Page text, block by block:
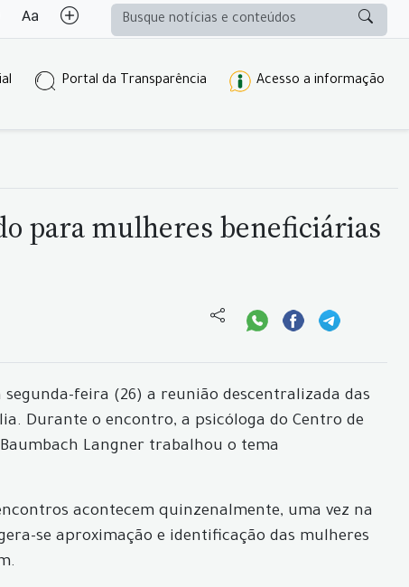
Portal da Transparência Acesso a informação
para mulheres beneficiárias
feira (26) a reunião descentralizada das
Durante o encontro, a psicóloga do Centro de
Langner trabalhou o tema
acontecem quinzenalmente, uma vez na
se aproximação e identificação das mulheres